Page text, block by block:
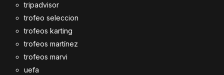
tripadvisor
trofeo seleccion
trofeos karting
trofeos martínez
trofeos marvi
uefa